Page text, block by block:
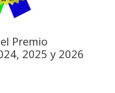
Premio
2025 y 2026